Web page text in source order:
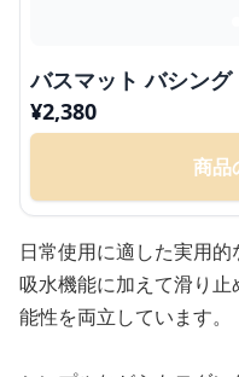
バスマット バシング
¥2,380
商品
日常使用に適した実用的
吸水機能に加えて滑り
能性を両立しています。